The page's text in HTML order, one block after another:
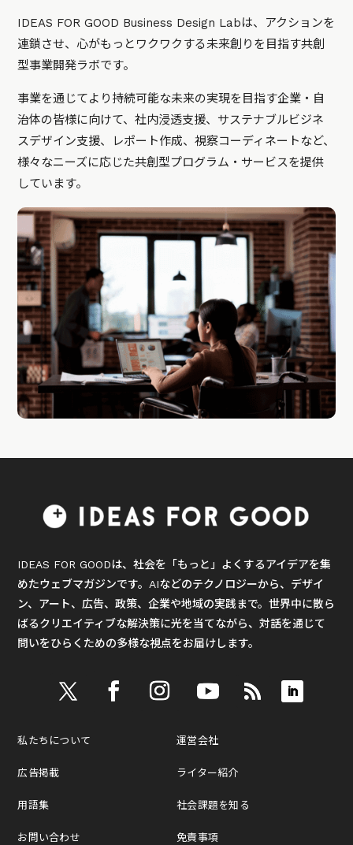
IDEAS FOR GOOD Business Design Labは、アクションを
連鎖させ、心がもっとワクワクする未来創りを目指す共創
型事業開発ラボです。
事業を通じてより持続可能な未来の実現を目指す企業・自
治体の皆様に向けて、社内浸透支援、サステナブルビジネ
スデザイン支援、レポート作成、視察コーディネートなど、
様々なニーズに応じた共創型プログラム・サービスを提供
しています。
IDEAS FOR GOODは、社会を「もっと」よくするアイデアを集
めたウェブマガジンです。AIなどのテクノロジーから、デザイ
ン、アート、広告、政策、企業や地域の実践まで。世界中に散ら
ばるクリエイティブな解決策に光を当てながら、対話を通じて
問いをひらくための多様な視点をお届けします。
私たちについて
広告掲載
用語集
お問い合わせ
運営会社
ライター紹介
社会課題を知る
免責事項